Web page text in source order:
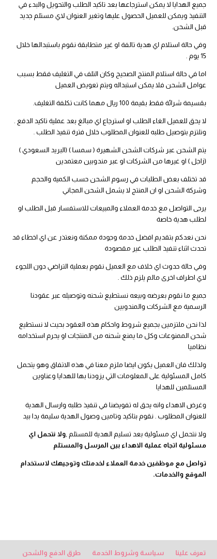
جميع الهدايا لا يمكن استرجاعها بعد تاكيد الطلب والتحويل والبدء في
التنفيذ ويمكن للعميل الحصول عليها وتغير العنوان لاي مستلم جديد
قبل الشحن.
وفي حالة استلام اي هدية تالفة او غير متطابقة نقوم باستبدالها خلال
15 يوم .
اما في حالة استلام المنتج الصحيح وكان التلف في التغليف فقط بسبب
عوامل الشحن فلا يمكن استبداله ويتم تعويض العميل
بقسيمة شرائة فقط بقيمة 100 ريال مهما كانت تكلفة التغليف.
لا يحق للعميل الغاء الطلب او استرجاع اي مبالغ بعد عملية تاكيد الدفع .
ونلتزم بتوصيل طلبه للعنوان المطلوب خلال فترة تنفيذ الطلب .
يتم الشحن عبر شركات الشحن الشهيرة ( سمسا ) (البريد السعودي )
(زاجل ) او غيرها من الشركات او عبر مندوبين معتمدين
قد تختلف بعض الطلبات في رسوم الشحن حسب الكمية والحجم
وشركة الشحن او ان المنتج لا يشمل الشحن المجاني
يرجى التواصل مع خدمة العملاء والمبيعات للاستفسار قبل الطلب او
لطلب هدية خاصة
نحن نعدكم بتقديم افضل خدمة وجودة ممكنة ونعتذر عن اي اخطاء قد
تحدث اثناء تنفيذ الطلب غير مقصودة
وفي حالة حدوث اي خلاف مع العميل نقوم بعملية التراضي دون اللجوء
لاي اطراف اخرى مالم يلزم ذلك .
جميع ما نقوم بعرضه وبيعه نستطيع شحنه وتوصيله عبر عقودنا
الرسمية مع الشركات والمندوبين
لذا نحن ملتزمين بجميع شروط واحكام هذه العقود بحيث لا نستطيع
شحن الممنوعات وكل ما يمنع شحنه من المنتجات او يحرم استخدامه
نظاميا
ولذلك فان العميل يكون ايضا ملزم معنا في هذه الاتفاق وهو يتحمل
كامل المسئولية على المعلومات التي يزودنا بها للهدايا وعناوين
المستلمين للهدايا
وغرض الاهداء وانه يحق له تفويضنا في تنفيذ طلبه وارسال الهدية
للعنوان المطلوب . نقوم بتاكيد وتامين وصول الهدية سليمة يدا بيد
ولا نتحمل اي مسئولية بعد تسليم الهدية للمستلم , ولا نتحمل اي
مسئولية اتجاه عملية الاهداء بين المرسل والمستلم
تواصل مع موظفين خدمة العملاء لخدمتك وتوجيهك لاستخدام
الموقع والخدمات.
تعرف علينا سياسة وشروط الخدمة طرق الدفع والشحن